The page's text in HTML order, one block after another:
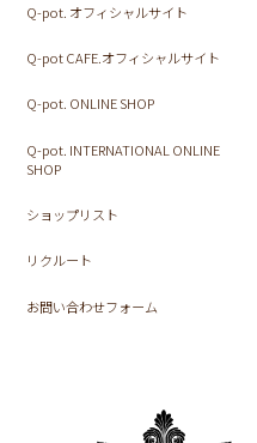
Q-pot. オフィシャルサイト
Q-pot CAFE.オフィシャルサイト
Q-pot. ONLINE SHOP
Q-pot. INTERNATIONAL ONLINE
SHOP
ショップリスト
リクルート
お問い合わせフォーム